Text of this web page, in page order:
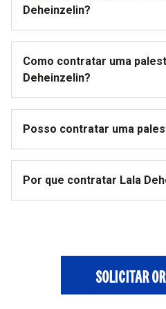
Deheinzelin?
Como contratar uma
Deheinzelin?
Posso contratar uma
Por que contratar Lala
SOLICITAR